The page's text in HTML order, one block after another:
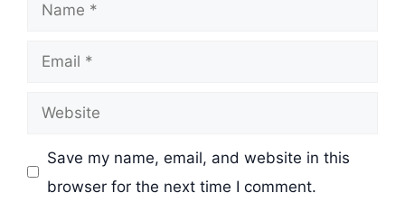
Email
Website
Save my name, email, and website in this
browser for the next time I comment.